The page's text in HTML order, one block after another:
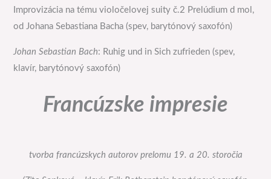
Improvizácia na tému violočelovej suity č.2 Prelúdium d mol,
od Johana Sebastiana Bacha (spev, barytónový saxofón)
Johan Sebastian Bach: Ruhig und in Sich zufrieden (spev,
klavír, barytónový saxofón)
Francúzske impresie
tvorba francúzskych autorov prelomu 19. a 20. storočia